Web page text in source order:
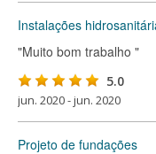
Instalações
"Muito bom trabalho "
5.0
jun. 2020 - jun. 2020
Projeto de fundações